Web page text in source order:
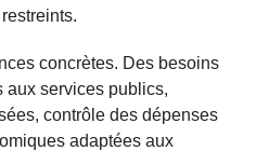
concrètes. Des besoins
aux services publics,
contrôle des dépenses
adaptées aux